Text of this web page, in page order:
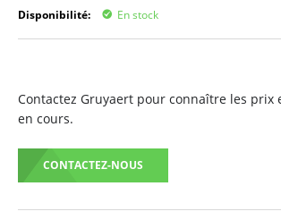
Disponibilité: En stock
Contactez Gruyaert pour connaître les prix
en cours.
CONTACTEZ-NOUS